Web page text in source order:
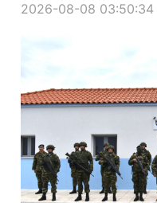
2026-08-08 03:50:34